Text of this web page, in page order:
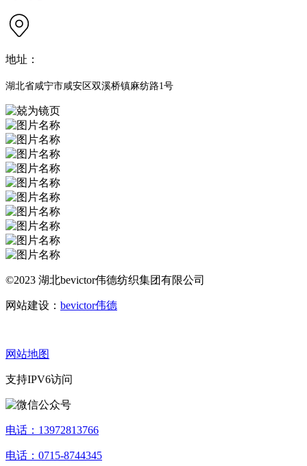
地址：
湖北省咸宁市咸安区双溪桥镇麻纺路1号
©2023 湖北bevictor伟德纺织集团有限公司
网站建设： bevictor伟德
网站地图
支持IPV6访问
电话：13972813766
电话：0715-8744345